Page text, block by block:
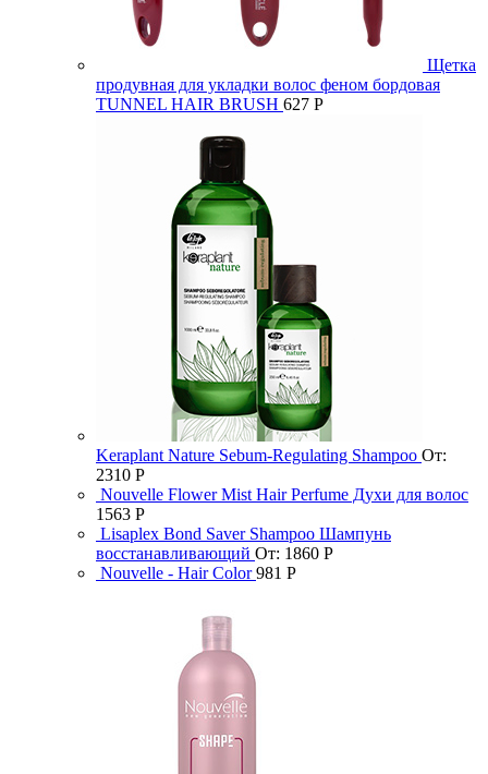
Щетка
продувная для укладки волос феном бордовая
TUNNEL HAIR BRUSH 627 Р
Keraplant Nature Sebum-Regulating Shampoo От:
2310 Р
Nouvelle Flower Mist Hair Perfume Духи для волос
1563 Р
Lisaplex Bond Saver Shampoo Шампунь
восстанавливающий От: 1860 Р
Nouvelle - Hair Color 981 Р